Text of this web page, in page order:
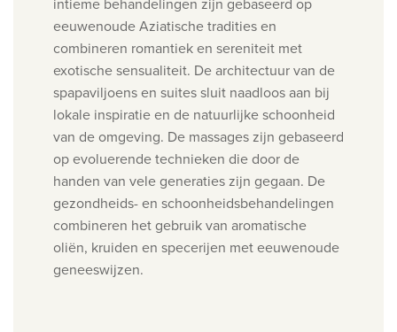
intieme behandelingen zijn gebaseerd op
eeuwenoude Aziatische tradities en
combineren romantiek en sereniteit met
exotische sensualiteit. De architectuur van de
spapaviljoens en suites sluit naadloos aan bij
lokale inspiratie en de natuurlijke schoonheid
van de omgeving. De massages zijn gebaseerd
op evoluerende technieken die door de
handen van vele generaties zijn gegaan. De
gezondheids- en schoonheidsbehandelingen
combineren het gebruik van aromatische
oliën, kruiden en specerijen met eeuwenoude
geneeswijzen.